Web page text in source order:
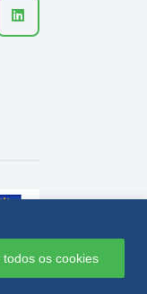
todos os cookies